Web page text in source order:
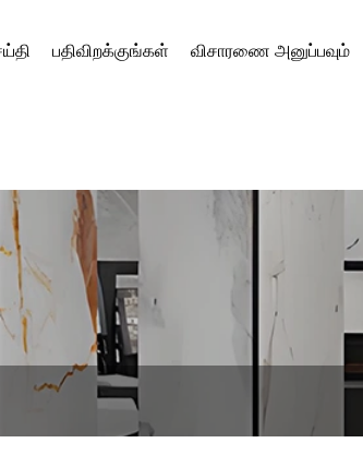
பதிவிறக்குங்கள் விசாரணை அனுப்பவும்